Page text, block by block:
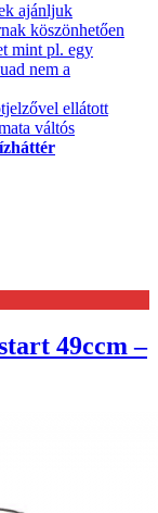
ajánljuk
köszönhetően
mint pl. egy
nem a
ellátott
váltós
49ccm –